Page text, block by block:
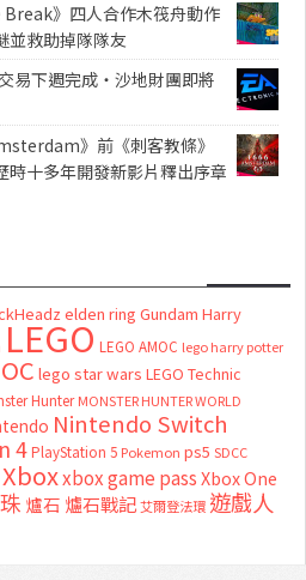
Break》四人合作木筏舟動作
並救助掉隊隊友
易下週完成・沙地財團即將
》前《刺客教條》
時十多年開發新影片釋出序章
elden ring Gundam Harry
LEGO LEGO AMOC lego harry potter
lego star wars LEGO Technic
Hunter MONSTER HUNTER WORLD
Nintendo Switch
4 PlayStation 5 Pokemon ps5 SDCC
Xboxxbox game passXbox One
爐石 爐石戰記艾爾登法環 遊戲人